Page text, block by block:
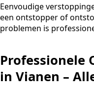
Eenvoudige
een ontstopper of
problemen is
Professionele
in Vianen –